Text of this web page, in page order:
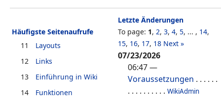
Häufigste Seitenaufrufe
11
Layouts
12
Links
13
Einführung in Wiki
14
Funktionen
Letzte Änderungen
To page: 1, 2, 3, 4, 5, ... , 14,
15, 16, 17, 18 Next »
07/23/2026
06:47—
Voraussetzungen . . . . . .
. . . . . . . . . . WikiAdmin